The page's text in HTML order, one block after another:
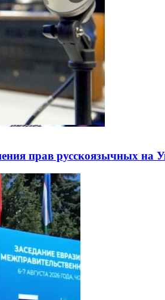
прав русскоязычных на